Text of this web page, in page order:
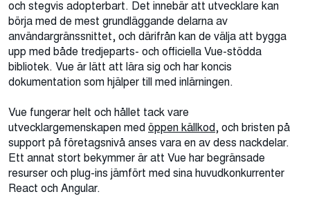
och stegvis adopterbart. Det innebär att utvecklare kan
börja med de mest grundläggande delarna av
användargränssnittet, och därifrån kan de välja att bygga
upp med både tredjeparts- och officiella Vue-stödda
bibliotek. Vue är lätt att lära sig och har koncis
dokumentation som hjälper till med inlärningen.
Vue fungerar helt och hållet tack vare
utvecklargemenskapen med öppen källkod, och bristen på
support på företagsnivå anses vara en av dess nackdelar.
Ett annat stort bekymmer är att Vue har begränsade
resurser och plug-ins jämfört med sina huvudkonkurrenter
React och Angular.